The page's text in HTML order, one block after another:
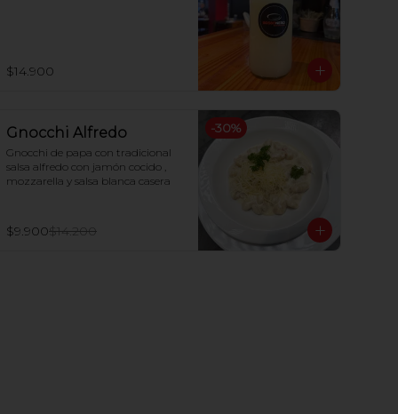
$14.900
-30%
Gnocchi Alfredo
Gnocchi de papa con tradicional
salsa alfredo con jamón cocido ,
mozzarella y salsa blanca casera
$9.900$14.200